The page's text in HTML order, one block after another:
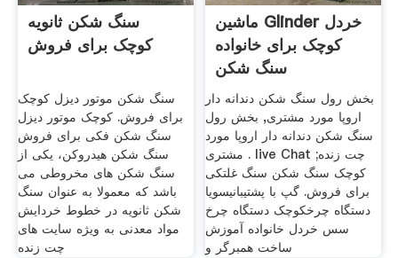
سنگ شکن ثانویه
کوچک برای فروش
سنگ شکن موتور دیزل کوچک
برای فروش. کوچک موتور دیزل
سنگ شکن فکی برای فروش
سنگ شکن هیدروکن، یکی از
سنگ شکن های مخروطی می
باشد که معمولا به عنوان سنگ
شکن ثانویه در خطوط خردایش
مواد معدنی به ویژه سایت های
چت زنده
ماشین Glinder خردل
کوچک برای خانواده
سنگ شکن
بخش رول سنگ شکن دندانه دار
اروپا مورد مشتری, بخش رول
سنگ شکن دندانه دار اروپا مورد
مشتری . live Chat چت زنده;
کوچک سنگ شکن سنگ غلتکی
برای فروش. گپ با پشتیبانیسویا
دستگاه چرخکوچک دستگاه چرخ
سس خردل خانواده آموزش
ساخت همبرگر و